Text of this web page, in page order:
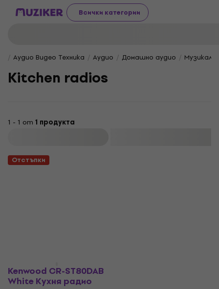
Всички категории
Аудио Видео Техника Аудио Домашно аудио
Kitchen radios
1 - 1 от 1 продукта
Отстъпки
Kenwood CR-ST80DAB
White Кухня радио